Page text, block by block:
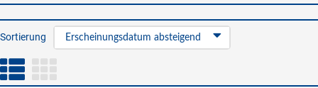
Sortierung Erscheinungsdatum absteigend